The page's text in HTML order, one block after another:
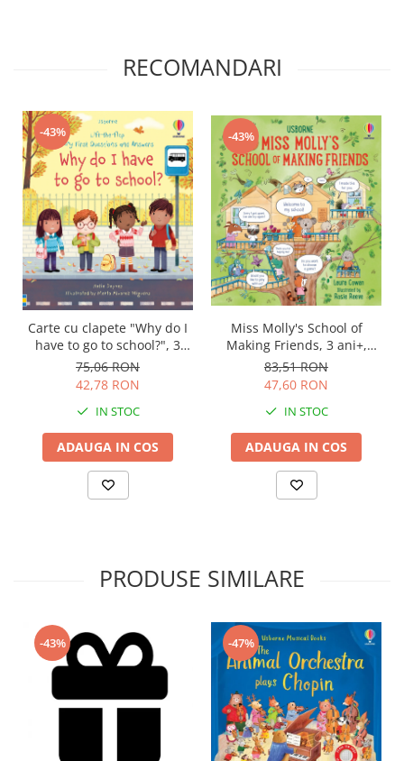
RECOMANDARI
-43%
Carte cu clapete "Why do I
have to go to school?", 3
ani+, Usborne
75,06 RON
42,78 RON
IN STOC
ADAUGA IN COS
-43%
Miss Molly's School of
Making Friends, 3 ani+,
Usborne
83,51 RON
47,60 RON
IN STOC
ADAUGA IN COS
PRODUSE SIMILARE
-43% -47%